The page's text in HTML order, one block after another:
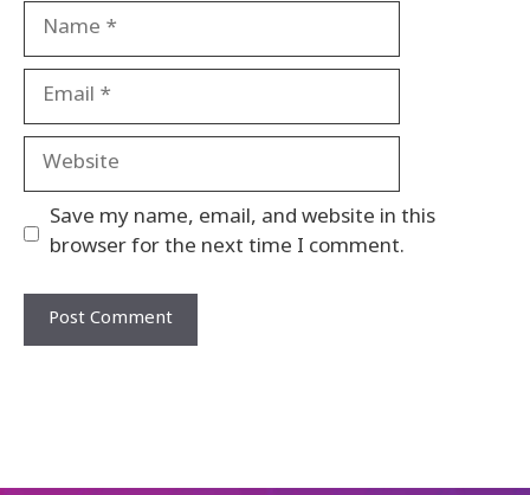
Name
Email
Website
Save my name, email, and website in this
browser for the next time I comment.